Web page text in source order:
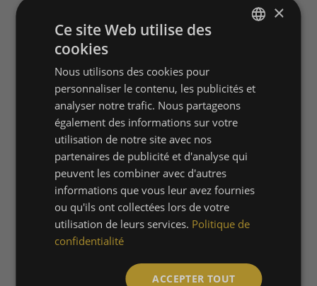
Mon compte
adresse électronique
info@champagneisart.nl
Menu principal
Accueil
Champagne personnalisé
Boutique
A propos de nous
×
Ce site Web utilise des
cookies
Nous utilisons des cookies pour
personnaliser le contenu, les publicités et
analyser notre trafic. Nous partageons
également des informations sur votre
utilisation de notre site avec nos
partenaires de publicité et d'analyse qui
peuvent les combiner avec d'autres
informations que vous leur avez fournies
ou qu'ils ont collectées lors de votre
utilisation de leurs services. Politique de
confidentialité
ACCEPTER TOUT